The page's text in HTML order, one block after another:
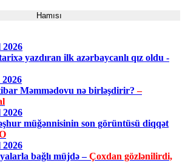
Hamısı
2026
yazdıran ilk azərbaycanlı qız oldu -
Məmmədovu nə birləşdirir?–
2026
müğənnisinin son görüntüsü diqqət
2026
bağlı müjdə –Çoxdan gözlənilirdi,